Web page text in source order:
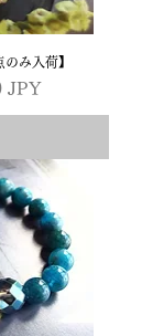
み入荷】
de oferta
JPY